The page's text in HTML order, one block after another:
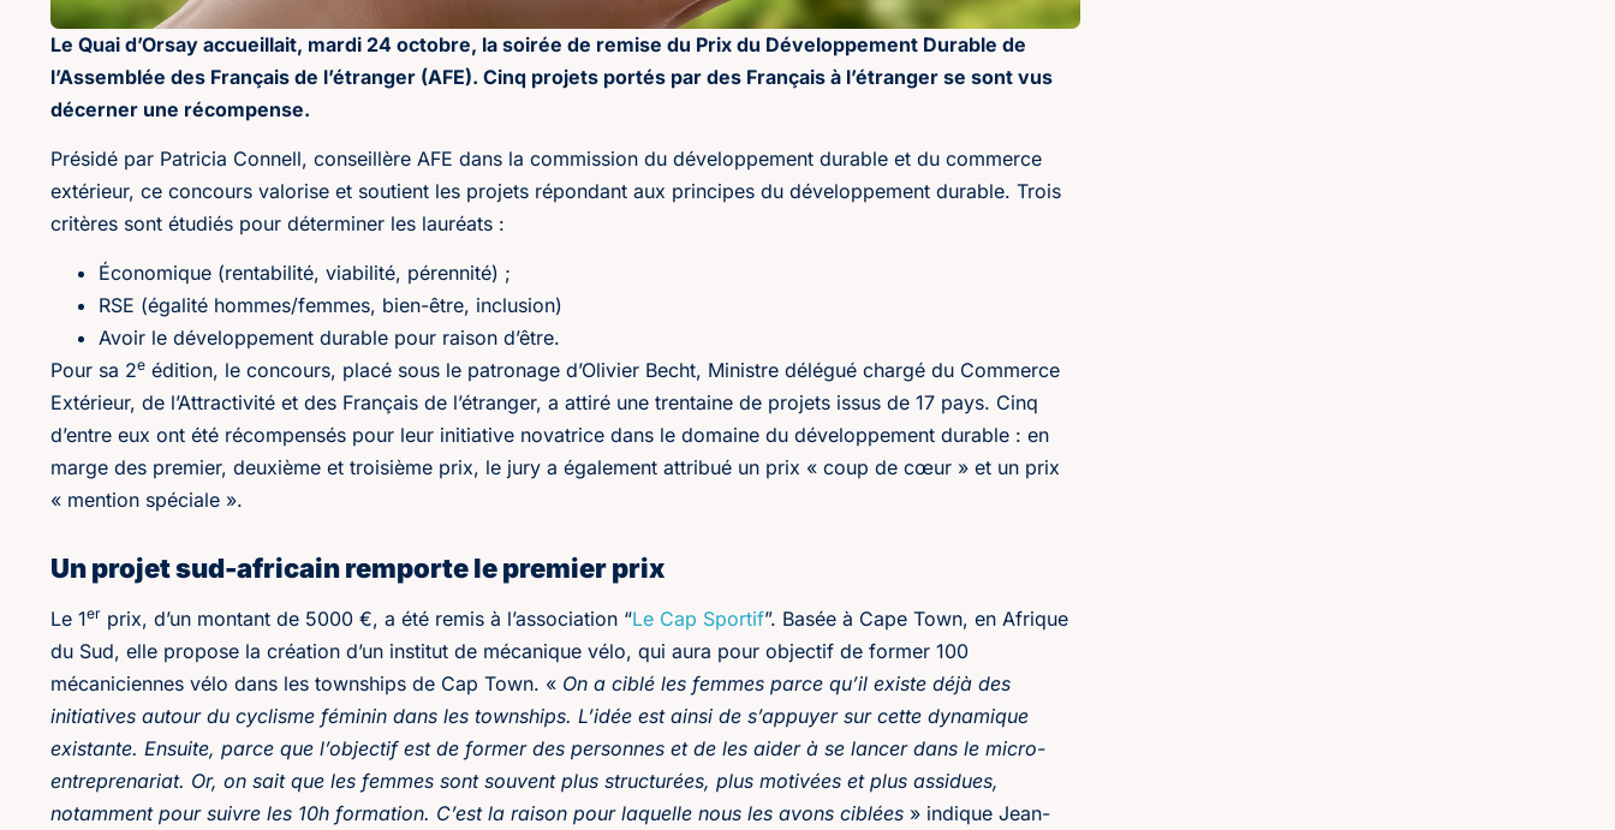
Le Quai d’Orsay accueillait, mardi 24 octobre, la soirée de remise du Prix du Développement Durable de
l’Assemblée des Français de l’étranger (AFE). Cinq projets portés par des Français à l’étranger se sont vus
décerner une récompense.
Présidé par Patricia Connell, conseillère AFE dans la commission du développement durable et du commerce
extérieur, ce concours valorise et soutient les projets répondant aux principes du développement durable. Trois
critères sont étudiés pour déterminer les lauréats :
Économique (rentabilité, viabilité, pérennité) ;
RSE (égalité hommes/femmes, bien-être, inclusion)
Avoir le développement durable pour raison d’être.
Pour sa 2e édition, le concours, placé sous le patronage d’Olivier Becht, Ministre délégué chargé du Commerce
Extérieur, de l’Attractivité et des Français de l’étranger, a attiré une trentaine de projets issus de 17 pays. Cinq
d’entre eux ont été récompensés pour leur initiative novatrice dans le domaine du développement durable : en
marge des premier, deuxième et troisième prix, le jury a également attribué un prix « coup de cœur » et un prix
« mention spéciale ».
Un projet sud-africain remporte le premier prix
Le 1er prix, d’un montant de 5000 €, a été remis à l’association “Le Cap Sportif”. Basée à Cape Town, en Afrique
du Sud, elle propose la création d’un institut de mécanique vélo, qui aura pour objectif de former 100
mécaniciennes vélo dans les townships de Cap Town. « On a ciblé les femmes parce qu’il existe déjà des
initiatives autour du cyclisme féminin dans les townships. L’idée est ainsi de s’appuyer sur cette dynamique
existante. Ensuite, parce que l’objectif est de former des personnes et de les aider à se lancer dans le micro-
entreprenariat. Or, on sait que les femmes sont souvent plus structurées, plus motivées et plus assidues,
notamment pour suivre les 10h formation. C’est la raison pour laquelle nous les avons ciblées » indique Jean-